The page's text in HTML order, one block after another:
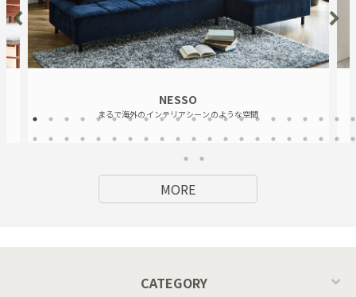
NESSO
まるで海外のインテリアシーンのような空間
MORE
CATEGORY